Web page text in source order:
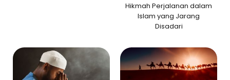
Hikmah Perjalanan dalam
Islam yang Jarang
Disadari